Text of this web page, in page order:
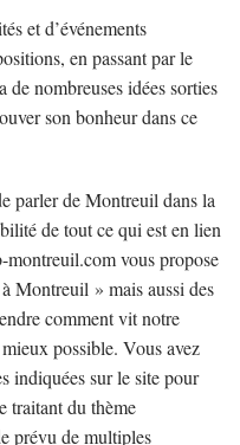
et d’événements
en passant par le
de nombreuses idées sorties
son bonheur dans ce
parler de Montreuil dans la
de tout ce qui est en lien
montreuil.com vous propose
Montreuil » mais aussi des
comment vit notre
possible. Vous avez
indiquées sur le site pour
traitant du thème
prévu de multiples